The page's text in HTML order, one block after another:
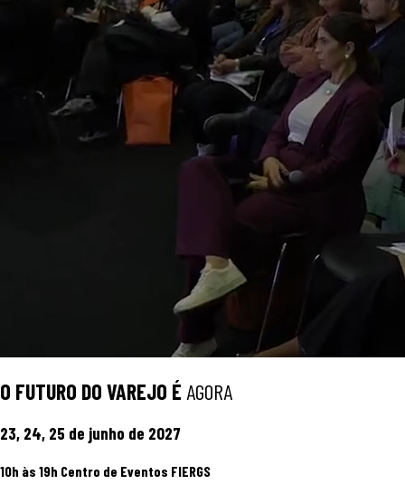
O FUTURO DO VAREJO É AGORA
23, 24, 25 de junho de 2027
10h às 19h Centro de Eventos FIERGS